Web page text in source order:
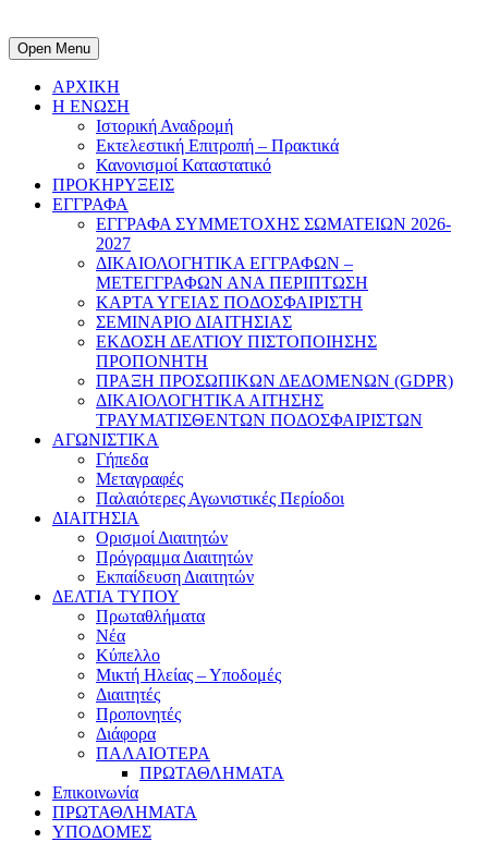
Open Menu
ΑΡΧΙΚΗ
Η ΕΝΩΣΗ
Ιστορική Αναδρομή
Εκτελεστική Επιτροπή – Πρακτικά
Κανονισμοί Καταστατικό
ΠΡΟΚΗΡΥΞΕΙΣ
ΕΓΓΡΑΦΑ
ΕΓΓΡΑΦΑ ΣΥΜΜΕΤΟΧΗΣ ΣΩΜΑΤΕΙΩΝ 2026-
2027
ΔΙΚΑΙΟΛΟΓΗΤΙΚΑ ΕΓΓΡΑΦΩΝ –
ΜΕΤΕΓΓΡΑΦΩΝ ΑΝΑ ΠΕΡΙΠΤΩΣΗ
ΚΑΡΤΑ ΥΓΕΙΑΣ ΠΟΔΟΣΦΑΙΡΙΣΤΗ
ΣΕΜΙΝΑΡΙΟ ΔΙΑΙΤΗΣΙΑΣ
ΕΚΔΟΣΗ ΔΕΛΤΙΟΥ ΠΙΣΤΟΠΟΙΗΣΗΣ
ΠΡΟΠΟΝΗΤΗ
ΠΡΑΞΗ ΠΡΟΣΩΠΙΚΩΝ ΔΕΔΟΜΕΝΩΝ (GDPR)
ΔΙΚΑΙΟΛΟΓΗΤΙΚΑ ΑΙΤΗΣΗΣ
ΤΡΑΥΜΑΤΙΣΘΕΝΤΩΝ ΠΟΔΟΣΦΑΙΡΙΣΤΩΝ
ΑΓΩΝΙΣΤΙΚΑ
Γήπεδα
Μεταγραφές
Παλαιότερες Αγωνιστικές Περίοδοι
ΔΙΑΙΤΗΣΙΑ
Ορισμοί Διαιτητών
Πρόγραμμα Διαιτητών
Εκπαίδευση Διαιτητών
ΔΕΛΤΙΑ ΤΥΠΟΥ
Πρωταθλήματα
Νέα
Κύπελλο
Μικτή Ηλείας – Υποδομές
Διαιτητές
Προπονητές
Διάφορα
ΠΑΛΑΙΟΤΕΡΑ
ΠΡΩΤΑΘΛΗΜΑΤΑ
Επικοινωνία
ΠΡΩΤΑΘΛΗΜΑΤΑ
ΥΠΟΔΟΜΕΣ